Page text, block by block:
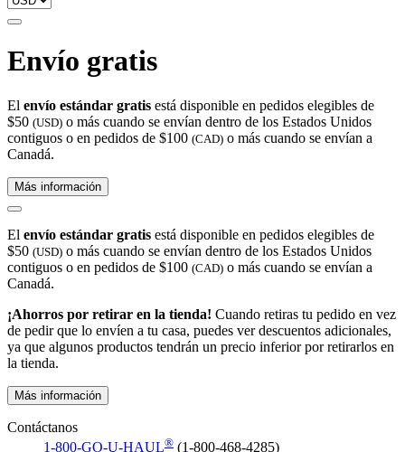
Envío gratis
El envío estándar gratis está disponible en pedidos elegibles de
$50 (USD) o más cuando se envían dentro de los Estados Unidos
contiguos o en pedidos de $100 (CAD) o más cuando se envían a
Canadá.
Más información
El envío estándar gratis está disponible en pedidos elegibles de
$50 (USD) o más cuando se envían dentro de los Estados Unidos
contiguos o en pedidos de $100 (CAD) o más cuando se envían a
Canadá.
¡Ahorros por retirar en la tienda! Cuando retiras tu pedido en vez
de pedir que lo envíen a tu casa, puedes ver descuentos adicionales,
ya que algunos productos tendrán un precio inferior por retirarlos en
la tienda.
Más información
Contáctanos
1-800-GO-U-HAUL® (1-800-468-4285)